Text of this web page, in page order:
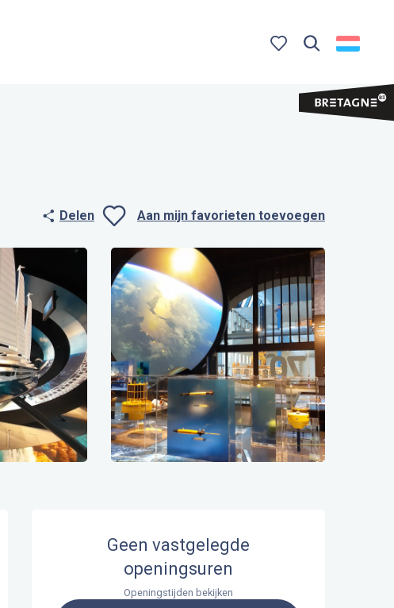
Delen
Ajouter aux
Aan mijn favorieten toevoegen
Openingstijden en
Geen vastgelegde
openingsuren
Openingstijden bekijken